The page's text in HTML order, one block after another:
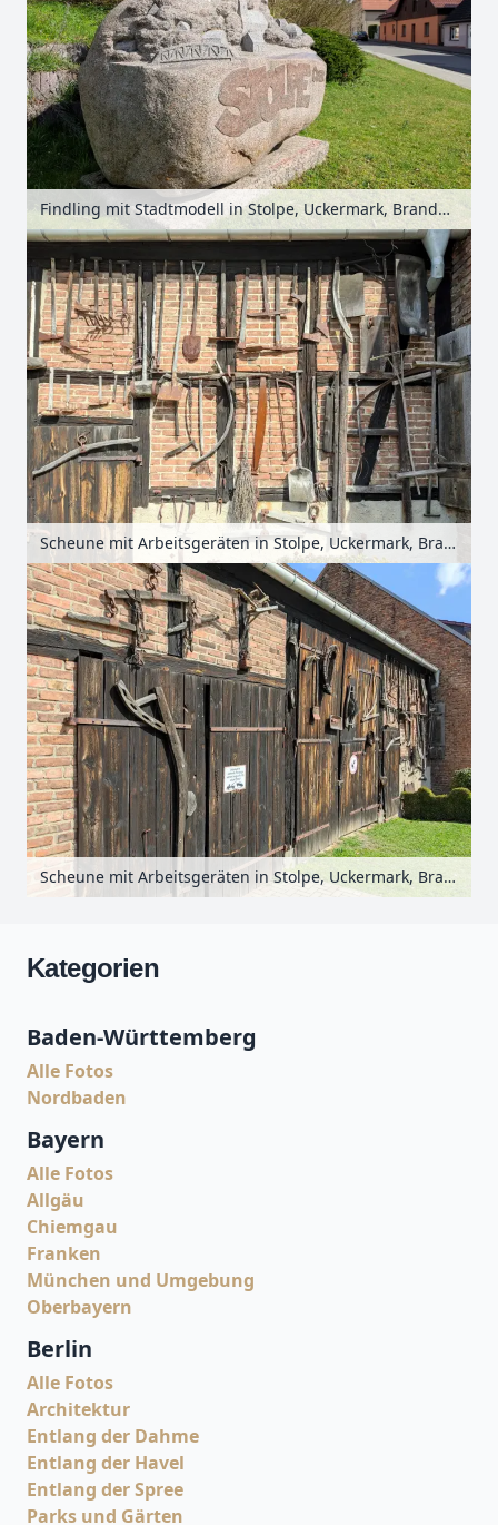
Findling mit Stadtmodell in Stolpe, Uckermark, Brandenburg, Deutschland
Scheune mit Arbeitsgeräten in Stolpe, Uckermark, Brandenburg, Deutschland
Scheune mit Arbeitsgeräten in Stolpe, Uckermark, Brandenburg, Deutschland
Kategorien
Baden-Württemberg
Alle Fotos
Nordbaden
Bayern
Alle Fotos
Allgäu
Chiemgau
Franken
München und Umgebung
Oberbayern
Berlin
Alle Fotos
Architektur
Entlang der Dahme
Entlang der Havel
Entlang der Spree
Parks und Gärten